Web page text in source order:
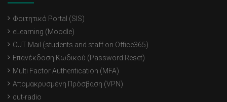
Φοιτητικό Portal (SIS)
eLearning (Moodle)
CUT Mail (students and staff on Office365)
Επανέκδοση Κωδικού (Password Reset)
Multi Factor Authentication (MFA)
Απομακρυσμένη Πρόσβαση (VPN)
cut-radio